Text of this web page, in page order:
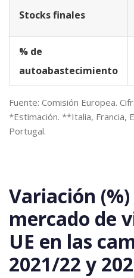
Stocks finales
% de
autoabastecimiento
Fuente: Comisión Europea.
*Estimación. **Italia, Francia,
Portugal.
Variación (%)
mercado de
UE en las
2021/22 y